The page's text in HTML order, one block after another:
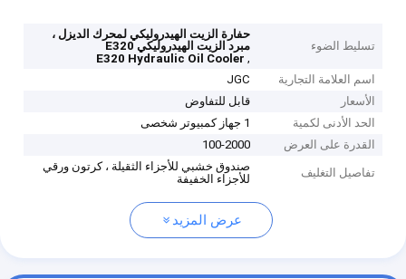
تسليط الضوء
حفارة الزيت الهيدروليكي لمحرك الديزل ،
مبرد الزيت الهيدروليكي E320
,
E320 Hydraulic Oil Cooler
اسم العلامة التجارية
JGC
الأسعار
قابل للتفاوض
الحد الأدنى لكمية
1 جهاز كمبيوتر شخصى
القدرة على العرض
100-2000
تفاصيل التغليف
صندوق خشبي للأجزاء الثقيلة ، كرتون ورقي
للأجزاء الخفيفة
عرض المزيد